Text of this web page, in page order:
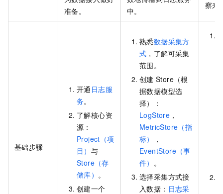
准备。
中。
察来
基础步骤
开通 日志服
务。
了解核心资
源：
Project（项
目） 与
Store（存
储库） 。
创建一个
熟悉数据采集方
式 ，了解可采集
范围。
创建 Store（根
据数据模型选
择）：
LogStore ，
MetricStore（指
标）
，
EventStore（事
件） 。
选择采集方式接
入数据： 日志采